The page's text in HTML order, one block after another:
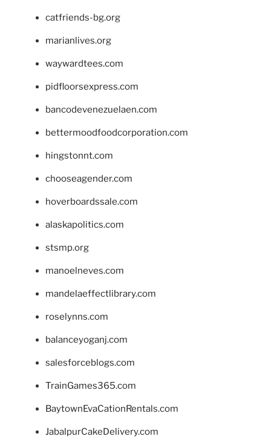
catfriends-bg.org
marianlives.org
waywardtees.com
pidfloorsexpress.com
bancodevenezuelaen.com
bettermoodfoodcorporation.com
hingstonnt.com
chooseagender.com
hoverboardssale.com
alaskapolitics.com
stsmp.org
manoelneves.com
mandelaeffectlibrary.com
roselynns.com
balanceyoganj.com
salesforceblogs.com
TrainGames365.com
BaytownEvaCationRentals.com
JabalpurCakeDelivery.com